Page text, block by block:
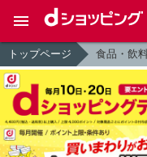
トップページ 食品・飲